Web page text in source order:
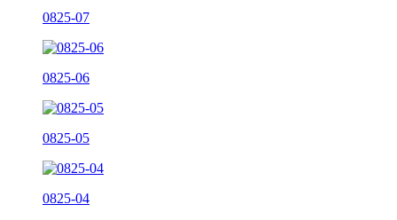
0825-07
0825-06
0825-05
0825-04